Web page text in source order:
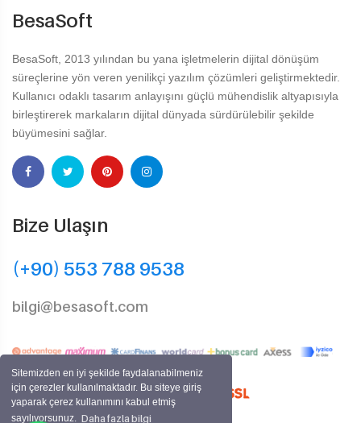
Sitemizden en iyi şekilde faydalanabilmeniz
için çerezler kullanılmaktadır. Bu siteye giriş
yaparak çerez kullanımını kabul etmiş
sayılıyorsunuz. Daha fazla bilgi
BesaSoft
BesaSoft, 2013 yılından bu yana işletmelerin dijital dönüşüm
süreçlerine yön veren yenilikçi yazılım çözümleri geliştirmektedir.
Kullanıcı odaklı tasarım anlayışını güçlü mühendislik altyapısıyla
birleştirerek markaların dijital dünyada sürdürülebilir şekilde
büyümesini sağlar.
Bize Ulaşın
(+90) 553 788 9538
bilgi@besasoft.com